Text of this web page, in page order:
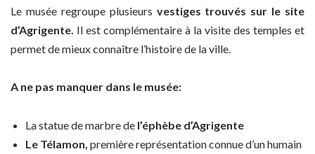
Le musée regroupe plusieurs vestiges trouvés sur le site
d’Agrigente. Il est complémentaire à la visite des temples et
permet de mieux connaître l’histoire de la ville.
A ne pas manquer dans le musée:
La statue de marbre de l’éphèbe d’Agrigente
Le Télamon, première représentation connue d’un humain